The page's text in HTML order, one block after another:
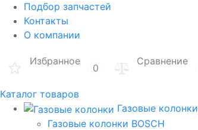
Подбор запчастей
Контакты
О компании
Избранное
0
Сравнение
Каталог товаров
Газовые колонки
Газовые колонки BOSCH